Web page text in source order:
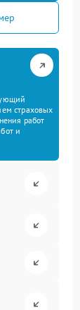
страховых
работ
и